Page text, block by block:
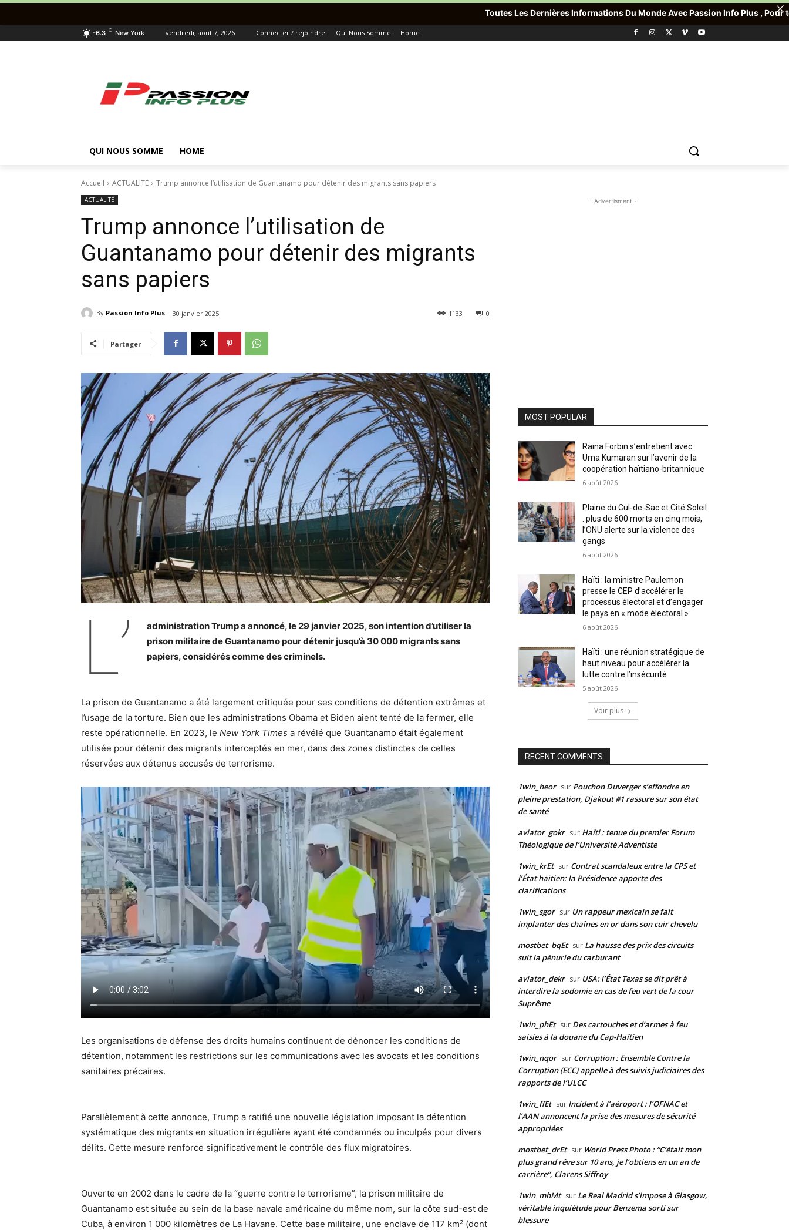
-6.3 C New York vendredi, août 7, 2026 Connecter / rejoindre Qui Nous Somme Home
QUI NOUS SOMME HOME
Accueil ACTUALITÉ Trump annonce l’utilisation de Guantanamo pour détenir des migrants sans papiers
ACTUALITÉ
Trump annonce l’utilisation de
Guantanamo pour détenir des migrants
sans papiers
By Passion Info Plus 30 janvier 2025 0
1133
Partager
L’
administration Trump a annoncé, le 29 janvier 2025, son intention d’utiliser la
prison militaire de Guantanamo pour détenir jusqu’à 30 000 migrants sans
papiers, considérés comme des criminels.
La prison de Guantanamo a été largement critiquée pour ses conditions de détention extrêmes et
l’usage de la torture. Bien que les administrations Obama et Biden aient tenté de la fermer, elle
reste opérationnelle. En 2023, le New York Times a révélé que Guantanamo était également
utilisée pour détenir des migrants interceptés en mer, dans des zones distinctes de celles
réservées aux détenus accusés de terrorisme.
Les organisations de défense des droits humains continuent de dénoncer les conditions de
détention, notamment les restrictions sur les communications avec les avocats et les conditions
sanitaires précaires.
Parallèlement à cette annonce, Trump a ratifié une nouvelle législation imposant la détention
systématique des migrants en situation irrégulière ayant été condamnés ou inculpés pour divers
délits. Cette mesure renforce significativement le contrôle des flux migratoires.
Ouverte en 2002 dans le cadre de la “guerre contre le terrorisme”, la prison militaire de
Guantanamo est située au sein de la base navale américaine du même nom, sur la côte sud-est de
Cuba, à environ 1 000 kilomètres de La Havane. Cette base militaire, une enclave de 117 km² (dont
- Advertisment -
MOST POPULAR
Raina Forbin s’entretient avec
Uma Kumaran sur l’avenir de la
coopération haïtiano-britannique
6 août 2026
Plaine du Cul-de-Sac et Cité Soleil
: plus de 600 morts en cinq mois,
l’ONU alerte sur la violence des
gangs
6 août 2026
Haïti : la ministre Paulemon
presse le CEP d’accélérer le
processus électoral et d’engager
le pays en « mode électoral »
6 août 2026
Haïti : une réunion stratégique de
haut niveau pour accélérer la
lutte contre l’insécurité
5 août 2026
Voir plus
RECENT COMMENTS
1win_heor sur Pouchon Duverger s’effondre en
pleine prestation, Djakout #1 rassure sur son état
de santé
aviator_gokr sur Haïti : tenue du premier Forum
Théologique de l’Université Adventiste
1win_krEt sur Contrat scandaleux entre la CPS et
l’État haïtien: la Présidence apporte des
clarifications
1win_sgor sur Un rappeur mexicain se fait
implanter des chaînes en or dans son cuir chevelu
mostbet_bqEt sur La hausse des prix des circuits
suit la pénurie du carburant
aviator_dekr sur USA: l’État Texas se dit prêt à
interdire la sodomie en cas de feu vert de la cour
Suprême
1win_phEt sur Des cartouches et d’armes à feu
saisies à la douane du Cap-Haïtien
1win_nqor sur Corruption : Ensemble Contre la
Corruption (ECC) appelle à des suivis judiciaires des
rapports de l’ULCC
1win_ffEt sur Incident à l’aéroport : l’OFNAC et
l’AAN annoncent la prise des mesures de sécurité
appropriées
mostbet_drEt sur World Press Photo : “C’était mon
plus grand rêve sur 10 ans, je l’obtiens en un an de
carrière”, Clarens Siffroy
1win_mhMt sur Le Real Madrid s’impose à Glasgow,
véritable inquiétude pour Benzema sorti sur
blessure
Toutes Les Dernières Informations Du Monde Avec Passion Info Plus , Pour toute Offre